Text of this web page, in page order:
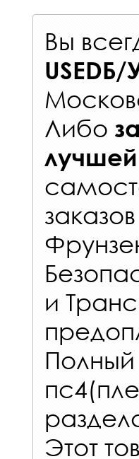
Вы
USEDБ/
Либо
заказов
и
Полный
Этот